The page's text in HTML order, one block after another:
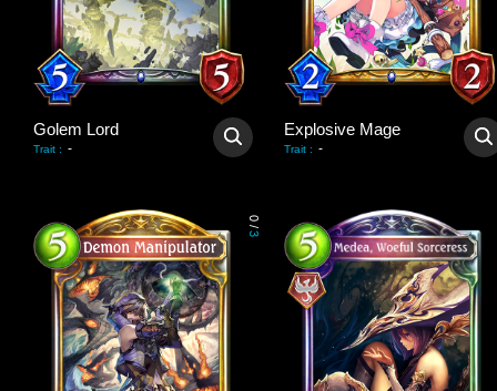
Golem Lord
Trait : -
Explosive Mage
Trait : -
0
/
3